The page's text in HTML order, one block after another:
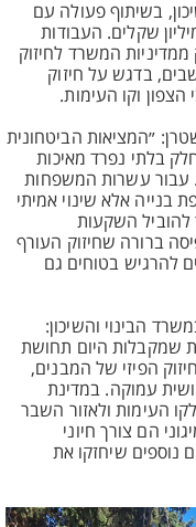
בשיתוף פעולה עם
עפולה ובהשקעה כוללת של כ-11 מיליון שקלים. העבודות
המשרד לחיזוק
בדגש על חיזוק
הצפון וקו העימות.
״המציאות הביטחונית
בלתי נפרד מאיכות
עבור עשרות המשפחות
בנייה אלא שינוי אמיתי
להוביל השקעות
ברורה שחיזוק העורף
להרגיש בטוחים גם
הבינוי והשיכון:
שמקבלות היום תחושת
הפיזי של המבנים,
עמוקה. במדינת
העימות ולאזור השבר
הם צורך חיוני
נוספים שיחזקו את